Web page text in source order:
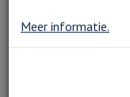
Stel je
Meer informatie.